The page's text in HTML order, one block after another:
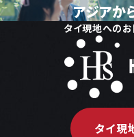
アジアか
タイ現地へのお
タイ現